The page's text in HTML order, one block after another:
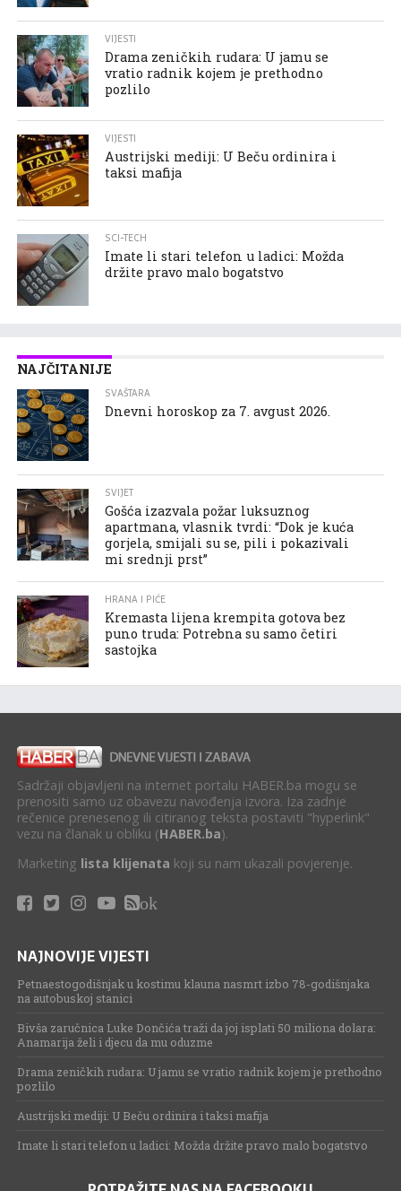
VIJESTI
Drama zeničkih rudara: U jamu se
vratio radnik kojem je prethodno
pozlilo
VIJESTI
Austrijski mediji: U Beču ordinira i
taksi mafija
SCI-TECH
Imate li stari telefon u ladici: Možda
držite pravo malo bogatstvo
NAJČITANIJE
SVAŠTARA
Dnevni horoskop za 7. avgust 2026.
SVIJET
Gošća izazvala požar luksuznog
apartmana, vlasnik tvrdi: “Dok je kuća
gorjela, smijali su se, pili i pokazivali
mi srednji prst”
HRANA I PIĆE
Kremasta lijena krempita gotova bez
puno truda: Potrebna su samo četiri
sastojka
Sadržaji objavljeni na internet portalu HABER.ba mogu se
prenositi samo uz obavezu navođenja izvora. Iza zadnje
rečenice prenesenog ili citiranog teksta postaviti "hyperlink"
vezu na članak u obliku (HABER.ba).
Marketing lista klijenata koji su nam ukazali povjerenje.
ok
NAJNOVIJE VIJESTI
Petnaestogodišnjak u kostimu klauna nasmrt izbo 78-godišnjaka
na autobuskoj stanici
Bivša zaručnica Luke Dončića traži da joj isplati 50 miliona dolara:
Anamarija želi i djecu da mu oduzme
Drama zeničkih rudara: U jamu se vratio radnik kojem je prethodno
pozlilo
Austrijski mediji: U Beču ordinira i taksi mafija
Imate li stari telefon u ladici: Možda držite pravo malo bogatstvo